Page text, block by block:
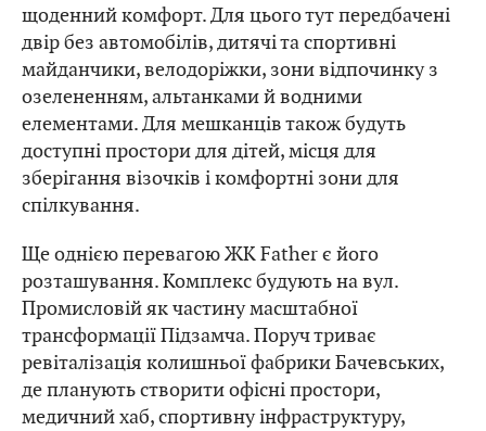
щоденний комфорт. Для цього тут передбачені
двір без автомобілів, дитячі та спортивні
майданчики, велодоріжки, зони відпочинку з
озелененням, альтанками й водними
елементами. Для мешканців також будуть
доступні простори для дітей, місця для
зберігання візочків і комфортні зони для
спілкування.
Ще однією перевагою ЖК Father є його
розташування. Комплекс будують на вул.
Промисловій як частину масштабної
трансформації Підзамча. Поруч триває
ревіталізація колишньої фабрики Бачевських,
де планують створити офісні простори,
медичний хаб, спортивну інфраструктуру,